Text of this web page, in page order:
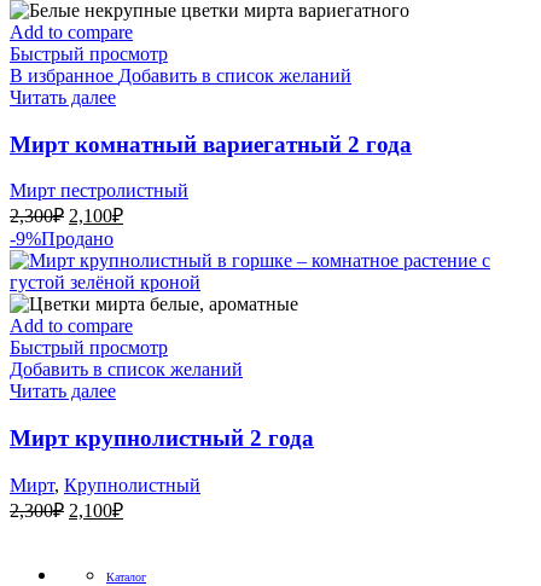
Add to compare
Быстрый просмотр
В избранное Добавить в список желаний
Читать далее
Мирт комнатный вариегатный 2 года
Мирт пестролистный
2,300₽ Первоначальная
цена
составляла
2,300₽.
2,100₽Текущая
2,100₽.
-9%Продано
Add to compare
Быстрый просмотр
Добавить в список желаний
Читать далее
Мирт крупнолистный 2 года
Мирт, Крупнолистный
2,300₽ Первоначальная
2,300₽.
2,100₽Текущая
Каталог